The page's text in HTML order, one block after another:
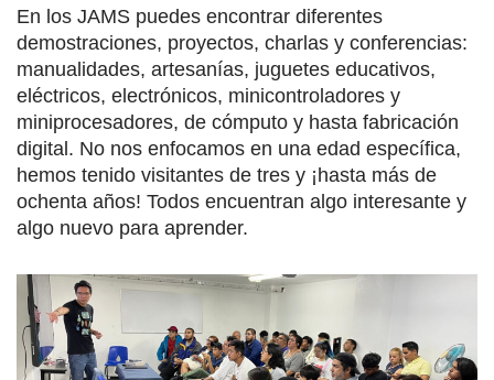
En los JAMS puedes encontrar diferentes
demostraciones, proyectos, charlas y conferencias:
manualidades, artesanías, juguetes educativos,
eléctricos, electrónicos, minicontroladores y
miniprocesadores, de cómputo y hasta fabricación
digital. No nos enfocamos en una edad específica,
hemos tenido visitantes de tres y ¡hasta más de
ochenta años! Todos encuentran algo interesante y
algo nuevo para aprender.